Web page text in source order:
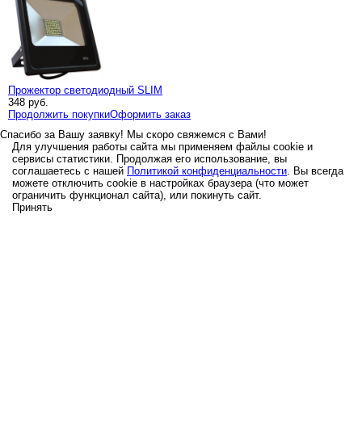
Прожектор светодиодный SLIM
348 руб.
Продолжить покупкиОформить заказ
Спасибо за Вашу заявку! Мы скоро свяжемся с Вами!
Для улучшения работы сайта мы применяем файлы cookie и
сервисы статистики. Продолжая его использование, вы
соглашаетесь с нашей Политикой конфиденциальности. Вы всегда
можете отключить cookie в настройках браузера (что может
ограничить функционал сайта), или покинуть сайт.
Принять